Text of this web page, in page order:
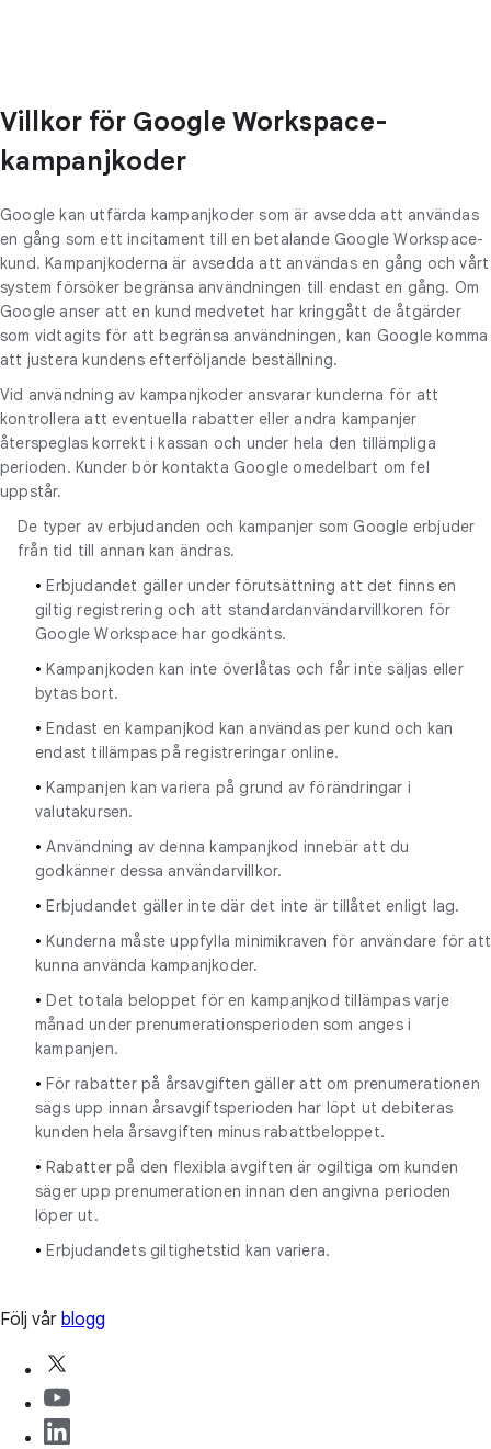
Villkor för Google Workspace-
kampanjkoder
Google kan utfärda kampanjkoder som är avsedda att användas
en gång som ett incitament till en betalande Google Workspace-
kund. Kampanjkoderna är avsedda att användas en gång och vårt
system försöker begränsa användningen till endast en gång. Om
Google anser att en kund medvetet har kringgått de åtgärder
som vidtagits för att begränsa användningen, kan Google komma
att justera kundens efterföljande beställning.
Vid användning av kampanjkoder ansvarar kunderna för att
kontrollera att eventuella rabatter eller andra kampanjer
återspeglas korrekt i kassan och under hela den tillämpliga
perioden. Kunder bör kontakta Google omedelbart om fel
uppstår.
De typer av erbjudanden och kampanjer som Google erbjuder
från tid till annan kan ändras.
• Erbjudandet gäller under förutsättning att det finns en
giltig registrering och att standardanvändarvillkoren för
Google Workspace har godkänts.
• Kampanjkoden kan inte överlåtas och får inte säljas eller
bytas bort.
• Endast en kampanjkod kan användas per kund och kan
endast tillämpas på registreringar online.
• Kampanjen kan variera på grund av förändringar i
valutakursen.
• Användning av denna kampanjkod innebär att du
godkänner dessa användarvillkor.
• Erbjudandet gäller inte där det inte är tillåtet enligt lag.
• Kunderna måste uppfylla minimikraven för användare för att
kunna använda kampanjkoder.
• Det totala beloppet för en kampanjkod tillämpas varje
månad under prenumerationsperioden som anges i
kampanjen.
• För rabatter på årsavgiften gäller att om prenumerationen
sägs upp innan årsavgiftsperioden har löpt ut debiteras
kunden hela årsavgiften minus rabattbeloppet.
• Rabatter på den flexibla avgiften är ogiltiga om kunden
säger upp prenumerationen innan den angivna perioden
löper ut.
• Erbjudandets giltighetstid kan variera.
Följ vår blogg